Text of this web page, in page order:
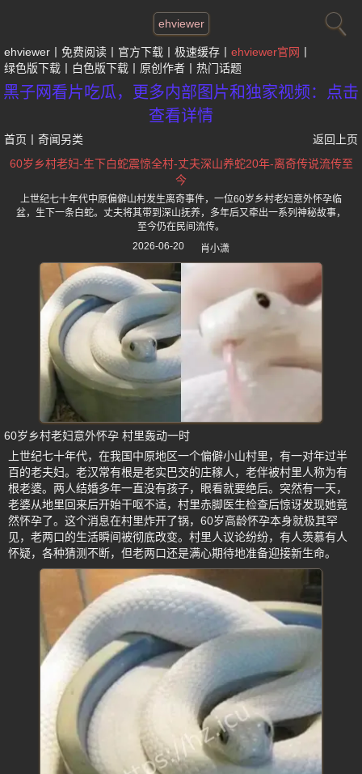
ehviewer
ehviewer 免费阅读 官方下载 极速缓存
ehviewer官网
绿色版下载
白色版下载 原创作者 热门话题
黑子网看片吃瓜，更多内部图片和独家视频：点击
查看详情
首页 奇闻另类
返回上页
60岁乡村老妇-生下白蛇震惊全村-丈夫深山养蛇20年-离奇传说流传至
今
上世纪七十年代中原偏僻山村发生离奇事件，一位60岁乡村老妇意外怀孕临
盆，生下一条白蛇。丈夫将其带到深山抚养，多年后又牵出一系列神秘故事，
至今仍在民间流传。
2026-06-20
肖小潇
60岁乡村老妇意外怀孕 村里轰动一时
上世纪七十年代，在我国中原地区一个偏僻小山村里，有一对年过半
百的老夫妇。老汉常有根是老实巴交的庄稼人，老伴被村里人称为有
根老婆。两人结婚多年一直没有孩子，眼看就要绝后。突然有一天，
老婆从地里回来后开始干呕不适，村里赤脚医生检查后惊讶发现她竟
然怀孕了。这个消息在村里炸开了锅，60岁高龄怀孕本身就极其罕
见，老两口的生活瞬间被彻底改变。村里人议论纷纷，有人羡慕有人
怀疑，各种猜测不断，但老两口还是满心期待地准备迎接新生命。